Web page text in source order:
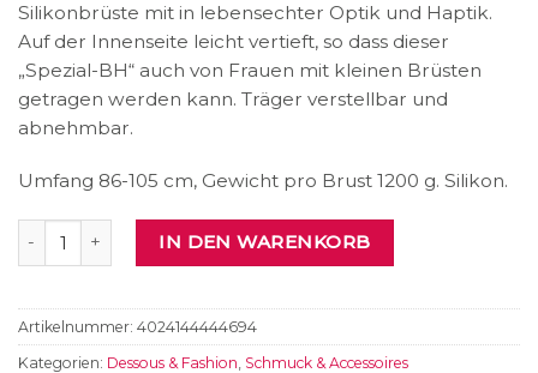
Silikonbrüste mit in lebensechter Optik und Haptik.
Auf der Innenseite leicht vertieft, so dass dieser
„Spezial-BH“ auch von Frauen mit kleinen Brüsten
getragen werden kann. Träger verstellbar und
abnehmbar.
Umfang 86-105 cm, Gewicht pro Brust 1200 g. Silikon.
Silikonbrüste mit Trägern Menge
IN DEN WARENKORB
Artikelnummer: 4024144444694
Kategorien: Dessous & Fashion Schmuck & Accessoires